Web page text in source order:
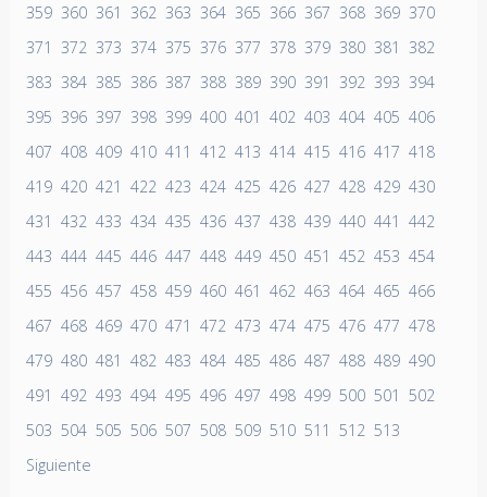
359 360 361 362 363 364 365 366 367 368 369 370
371
372 373 374 375 376 377 378 379 380 381
382
383 384 385 386 387 388 389 390 391 392 393 394
395 396 397 398 399 400 401 402 403 404 405 406
407 408 409 410 411 412 413 414 415 416 417 418
419 420 421 422 423 424 425 426 427 428 429 430
431 432 433 434 435 436 437 438 439 440 441 442
443 444 445 446 447 448 449 450 451 452 453 454
455 456 457 458 459 460 461 462 463 464 465 466
467 468 469 470 471 472 473 474 475 476 477 478
479 480 481 482 483 484 485 486 487 488 489 490
491 492 493 494 495 496 497 498 499 500 501 502
503 504 505 506 507 508 509 510 511 512 513
Siguiente